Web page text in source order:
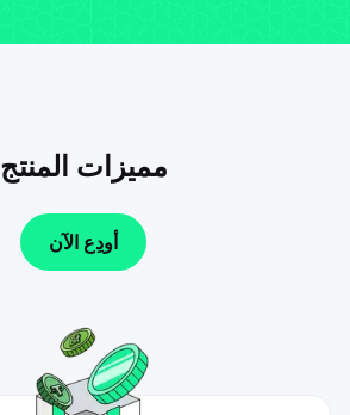
مميزات المنتج
أودِع الآن